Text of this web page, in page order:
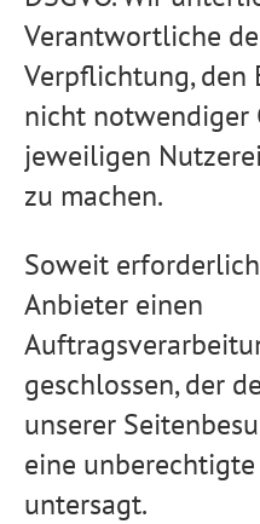
Verantwortliche
Verpflichtung, den
nicht notwendiger
jeweiligen
zu machen.
Soweit
Anbieter einen
geschlossen, der
unserer
eine
untersagt.